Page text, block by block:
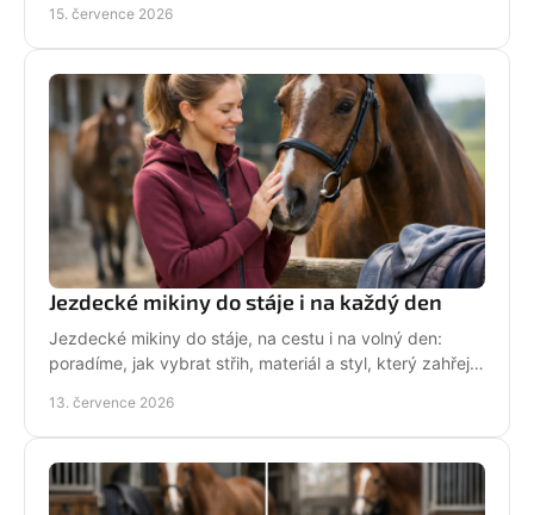
den.
15. července 2026
Jezdecké mikiny do stáje i na každý den
Jezdecké mikiny do stáje, na cestu i na volný den:
poradíme, jak vybrat střih, materiál a styl, který zahřeje
13. července 2026